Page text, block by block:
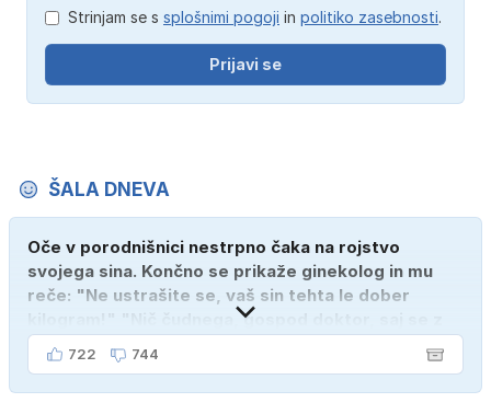
Strinjam se s splošnimi pogoji in politiko zasebnosti.
Prijavi se
ŠALA DNEVA
Oče v porodnišnici nestrpno čaka na rojstvo
svojega sina. Končno se prikaže ginekolog in mu
reče: "Ne ustrašite se, vaš sin tehta le dober
kilogram!" "Nič čudnega, gospod doktor, saj se z
ženo poznava šele tri mesece."
722 744